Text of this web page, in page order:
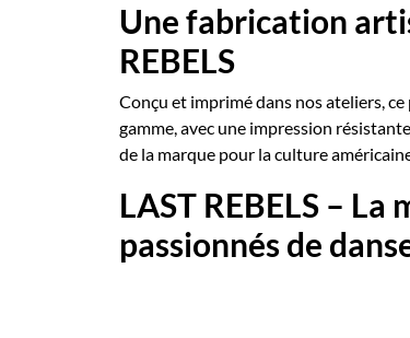
Une fabrication
REBELS
Conçu et imprimé dans nos ateliers,
gamme, avec une impression
de la marque pour la culture
LAST REBELS – La
passionnés de